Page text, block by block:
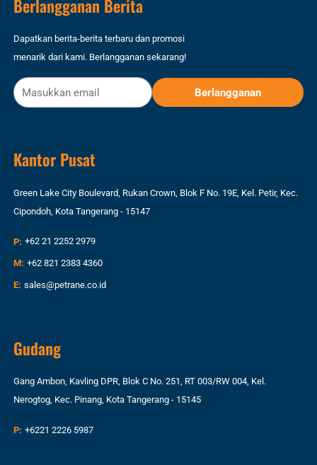
Berlangganan Berita
Dapatkan berita-berita terbaru dan promosi
menarik dari kami. Berlangganan sekarang!
Kantor Pusat
Green Lake City Boulevard, Rukan Crown, Blok F No. 19E, Kel. Petir, Kec.
Cipondoh, Kota Tangerang - 15147
P: +62 21 2252 2979
M: +62 821 2383 4360
E: sales@petrane.co.id
Gudang
Gang Ambon, Kavling DPR, Blok C No. 251, RT 003/RW 004, Kel.
Nerogtog, Kec. Pinang, Kota Tangerang - 15145
P: +6221 2226 5987